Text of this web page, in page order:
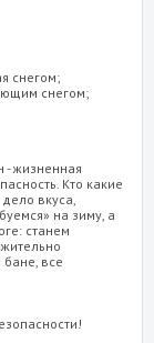
снегом;
снегом;
- жизненная
Кто какие
дело вкуса,
на зиму, а
станем
бане, все